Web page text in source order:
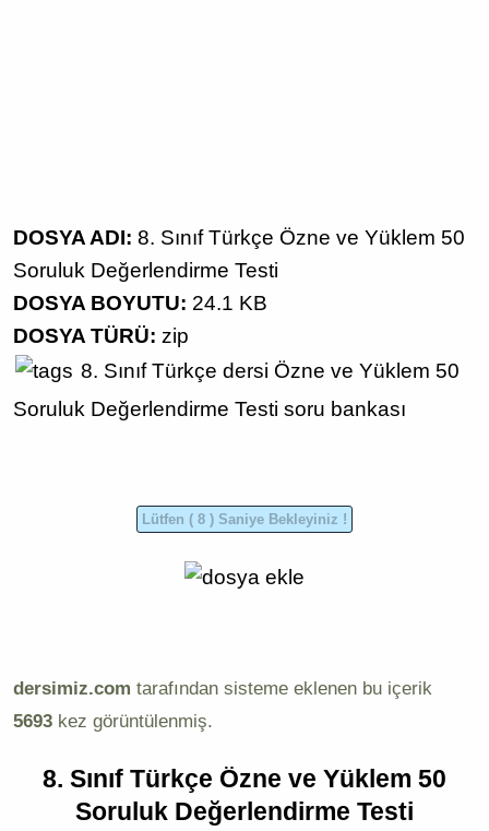
DOSYA ADI: 8. Sınıf Türkçe Özne ve Yüklem 50
Soruluk Değerlendirme Testi
DOSYA BOYUTU: 24.1 KB
DOSYA TÜRÜ: zip
8. Sınıf Türkçe dersi Özne ve Yüklem 50
Soruluk Değerlendirme Testi soru bankası
dersimiz.com tarafından sisteme eklenen bu içerik
5693 kez görüntülenmiş.
8. Sınıf Türkçe Özne ve Yüklem 50
Soruluk Değerlendirme Testi